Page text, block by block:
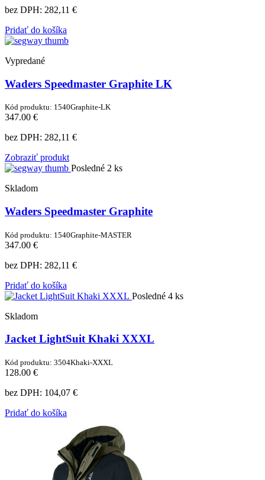
bez DPH: 282,11 €
Pridať do košíka
Vypredané
Waders Speedmaster Graphite LK
Kód produktu: 1540Graphite-LK
347.00 €
bez DPH: 282,11 €
Zobraziť produkt
Posledné 2 ks
Skladom
Waders Speedmaster Graphite
Kód produktu: 1540Graphite-MASTER
347.00 €
bez DPH: 282,11 €
Pridať do košíka
Posledné 4 ks
Skladom
Jacket LightSuit Khaki XXXL
Kód produktu: 3504Khaki-XXXL
128.00 €
bez DPH: 104,07 €
Pridať do košíka